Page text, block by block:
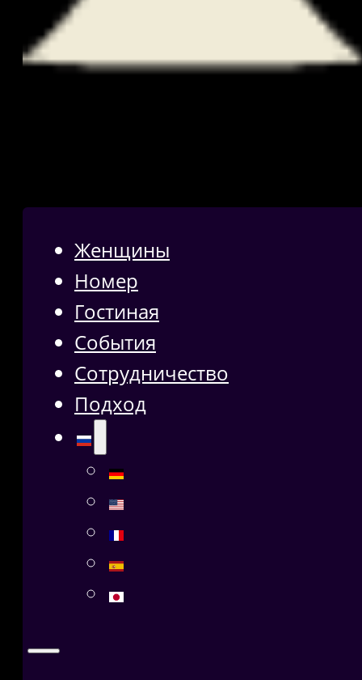
Женщины
Номер
Гостиная
События
Сотрудничество
Подход